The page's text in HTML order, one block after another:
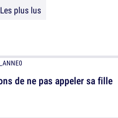
Les plus lus